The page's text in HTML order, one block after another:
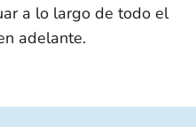
a lo largo de todo el
adelante.